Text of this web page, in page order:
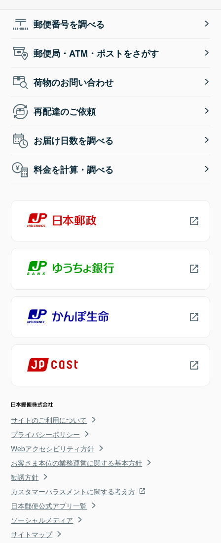
郵便番号を調べる
郵便局・ATM・ポストをさがす
荷物のお問い合わせ
再配達のご依頼
お届け日数を調べる
料金を計算・調べる
サイトのご利用について
プライバシーポリシー
Webアクセシビリティ方針
お客さま本位の業務運営に関する基本方針
勧誘方針
カスタマーハラスメントに関する考え方
日本郵便公式アプリ一覧
ソーシャルメディア
サイトマップ